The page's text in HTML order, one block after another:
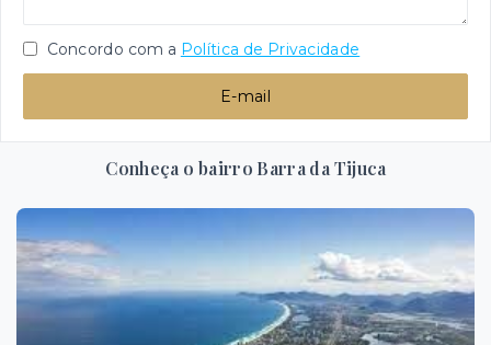
Concordo com a Política de Privacidade
E-mail
Conheça o bairro Barra da Tijuca